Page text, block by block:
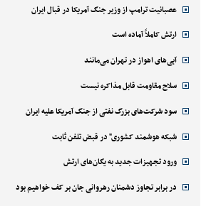
عصبانیت ترامپ از وزیر جنگ آمریکا در قبال ایران
ارتش کاملاً آماده است
آبی‌های اهواز در تهران می‌مانند
سلاح مقاومت قابل مذاکره نیست
سود شرکت‌های بزرگ نفتی از جنگ آمریکا علیه ایران
شبکه هوشمند کشوری" در قبض تلفن ثابت
ورود تجهیزات جدید به یگان‌های ارتش
در برابر تجاوز دشمنان رهروانی جان بر کف خواهیم بود